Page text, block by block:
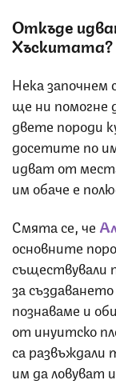
Откъде
Хъскитата?
Нека започнем
ще ни помогне
двете породи
досетите по
идват от
им обаче е
Смята се, че
основните
съществували
за
познаваме и
от инуитско
са развъждали
им да ловуват